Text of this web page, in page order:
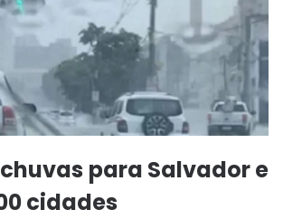
para Salvador e
cidades